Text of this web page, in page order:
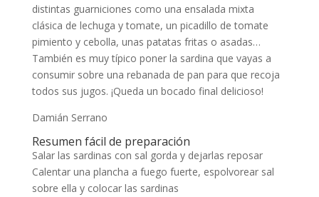
distintas guarniciones como una ensalada mixta
clásica de lechuga y tomate, un picadillo de tomate
pimiento y cebolla, unas patatas fritas o asadas…
También es muy típico poner la sardina que vayas a
consumir sobre una rebanada de pan para que recoja
todos sus jugos. ¡Queda un bocado final delicioso!
Damián Serrano
Resumen fácil de preparación
Salar las sardinas con sal gorda y dejarlas reposar
Calentar una plancha a fuego fuerte, espolvorear sal
sobre ella y colocar las sardinas